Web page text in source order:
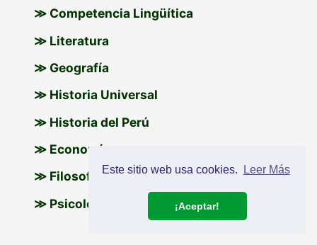
Este sitio web usa cookies. Leer Más
¡Aceptar!
≫ Competencia Lingüítica
≫ Literatura
≫ Geografía
≫ Historia Universal
≫ Historia del Perú
≫ Economía
≫ Filosofía
≫ Psicología